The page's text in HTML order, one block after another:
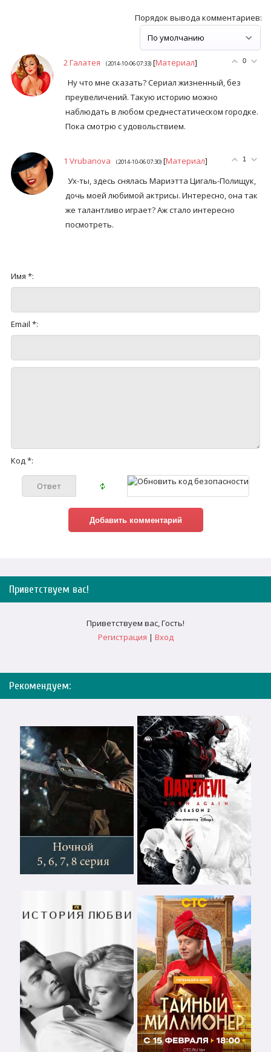
Порядок вывода комментариев:
0
2 Галатея (2014-10-06 07:33) [Материал]
Ну что мне сказать? Сериал жизненный, без
преувеличений. Такую историю можно
наблюдать в любом среднестатическом городке.
Пока смотрю с удовольствием.
1
1 Vrubanova (2014-10-06 07:30) [Материал]
Ух-ты, здесь снялась Мариэтта Цигаль-Полищук,
дочь моей любимой актрисы. Интересно, она так
же талантливо играет? Аж стало интересно
посмотреть.
Имя *:
Email *:
Код *:
Приветствуем вас!
Приветствуем вас,Гость!
Регистрация | Вход
Рекомендуем: